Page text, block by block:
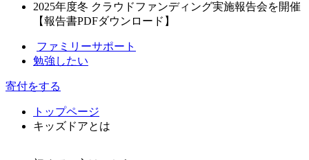
2025年度冬 クラウドファンディング実施報告会を開催
【報告書PDFダウンロード】
ファミリーサポート
勉強したい
寄付をする
トップページ
キッズドアとは